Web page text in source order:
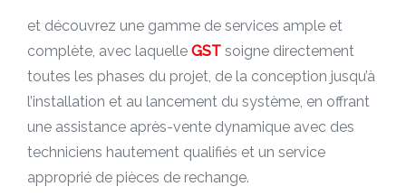
et découvrez une gamme de services ample et
complète, avec laquelle GST soigne directement
toutes les phases du projet, de la conception jusqu’à
l’installation et au lancement du système, en offrant
une assistance après-vente dynamique avec des
techniciens hautement qualifiés et un service
approprié de pièces de rechange.